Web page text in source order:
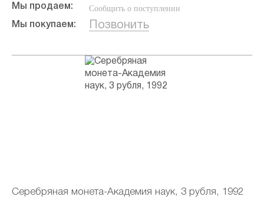
Мы продаем: Сообщить о поступлении
Мы покупаем: Позвонить
Серебряная монета-Академия наук, 3 рубля, 1992